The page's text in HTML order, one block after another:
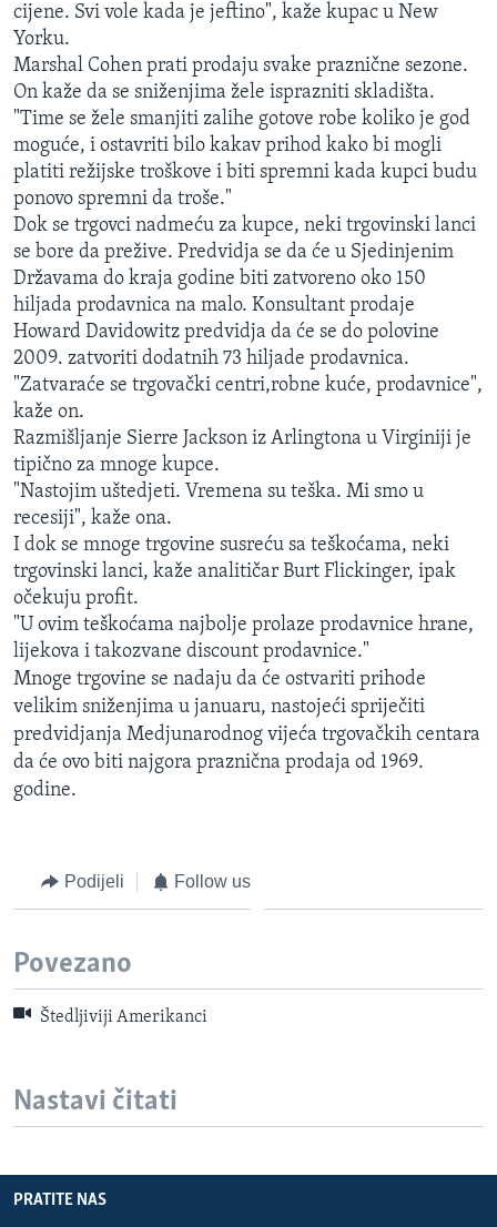
Jezici
cijene. Svi vole kada je jeftino", kaže kupac u New
Yorku.
Marshal Cohen prati prodaju svake praznične sezone.
On kaže da se sniženjima žele isprazniti skladišta.
"Time se žele smanjiti zalihe gotove robe koliko je god
moguće, i ostavriti bilo kakav prihod kako bi mogli
platiti režijske troškove i biti spremni kada kupci budu
ponovo spremni da troše."
Dok se trgovci nadmeću za kupce, neki trgovinski lanci
se bore da prežive. Predvidja se da će u Sjedinjenim
Državama do kraja godine biti zatvoreno oko 150
hiljada prodavnica na malo. Konsultant prodaje
Howard Davidowitz predvidja da će se do polovine
2009. zatvoriti dodatnih 73 hiljade prodavnica.
"Zatvaraće se trgovački centri,robne kuće, prodavnice",
kaže on.
Razmišljanje Sierre Jackson iz Arlingtona u Virginiji je
tipično za mnoge kupce.
"Nastojim uštedjeti. Vremena su teška. Mi smo u
recesiji", kaže ona.
I dok se mnoge trgovine susreću sa teškoćama, neki
trgovinski lanci, kaže analitičar Burt Flickinger, ipak
očekuju profit.
"U ovim teškoćama najbolje prolaze prodavnice hrane,
lijekova i takozvane discount prodavnice."
Mnoge trgovine se nadaju da će ostvariti prihode
velikim sniženjima u januaru, nastojeći spriječiti
predvidjanja Medjunarodnog vijeća trgovačkih centara
da će ovo biti najgora praznična prodaja od 1969.
godine.
Podijeli Follow us
Povezano
Štedljiviji Amerikanci
Nastavi čitati
PRATITE NAS